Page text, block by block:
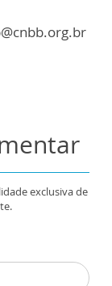
exclusiva de